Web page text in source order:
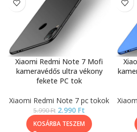
Xiaomi Redmi Note 7 Mofi
kameravédős ultra vékony
fekete PC tok
Xiaomi Redmi Note 7 pc tokok
5.990Ft 2.990 Ft
KOSÁRBA TESZEM